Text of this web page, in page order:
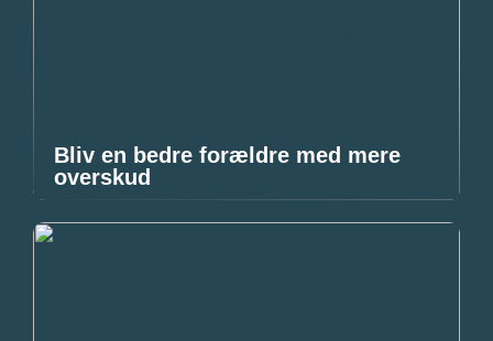
Bliv en bedre forældre med mere
overskud